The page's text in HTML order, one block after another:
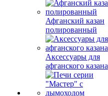
Афганский казан
полированный
Аксессуары для
афганского казана